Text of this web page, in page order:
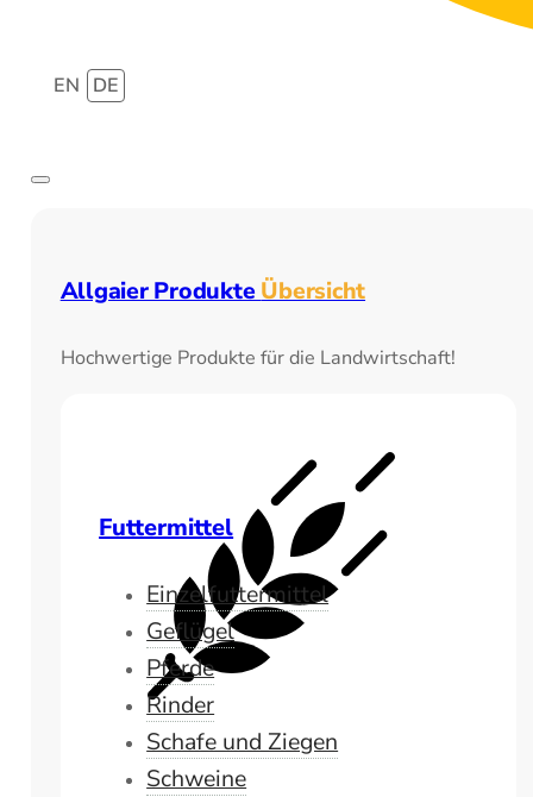
EN DE
Allgaier ProdukteÜbersicht
Hochwertige Produkte für die Landwirtschaft!
Futtermittel
Einzelfuttermittel
Geflügel
Pferde
Rinder
Schafe und Ziegen
Schweine